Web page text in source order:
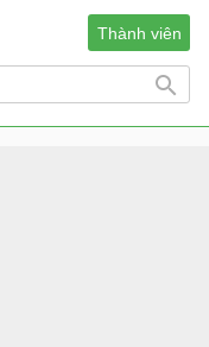
Thành viên